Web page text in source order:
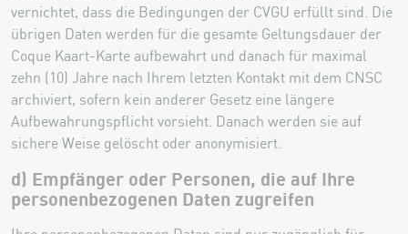
vernichtet, dass die Bedingungen der CVGU erfüllt sind. Die
übrigen Daten werden für die gesamte Geltungsdauer der
Coque Kaart-Karte aufbewahrt und danach für maximal
zehn (10) Jahre nach Ihrem letzten Kontakt mit dem CNSC
archiviert, sofern kein anderer Gesetz eine längere
Aufbewahrungspflicht vorsieht. Danach werden sie auf
sichere Weise gelöscht oder anonymisiert.
d) Empfänger oder Personen, die auf Ihre
personenbezogenen Daten zugreifen